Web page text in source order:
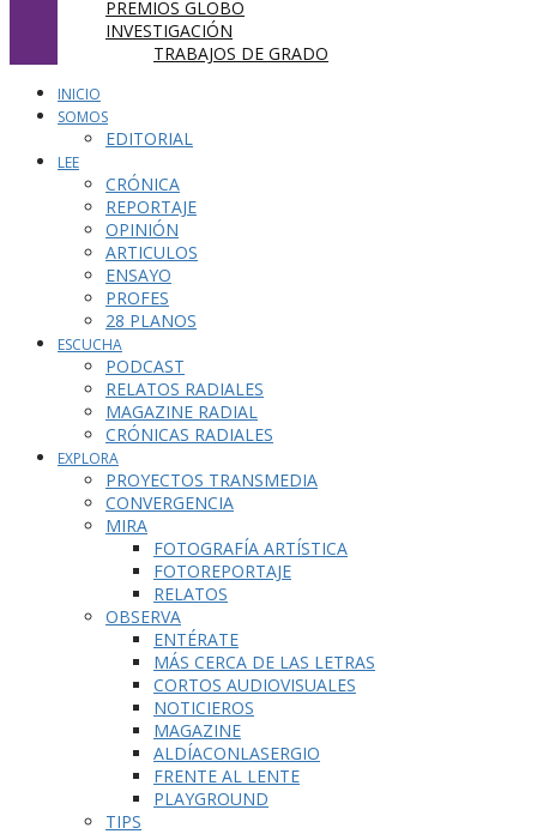
PREMIOS GLOBO
INVESTIGACIÓN
TRABAJOS DE GRADO
INICIO
SOMOS
EDITORIAL
LEE
CRÓNICA
REPORTAJE
OPINIÓN
ARTICULOS
ENSAYO
PROFES
28 PLANOS
ESCUCHA
PODCAST
RELATOS RADIALES
MAGAZINE RADIAL
CRÓNICAS RADIALES
EXPLORA
PROYECTOS TRANSMEDIA
CONVERGENCIA
MIRA
FOTOGRAFÍA ARTÍSTICA
FOTOREPORTAJE
RELATOS
OBSERVA
ENTÉRATE
MÁS CERCA DE LAS LETRAS
CORTOS AUDIOVISUALES
NOTICIEROS
MAGAZINE
ALDÍACONLASERGIO
FRENTE AL LENTE
PLAYGROUND
TIPS